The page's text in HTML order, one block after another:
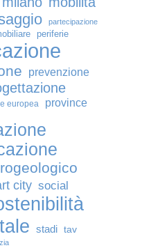
partecipazione
periferie
prevenzione
europea province
city social
stadi tav